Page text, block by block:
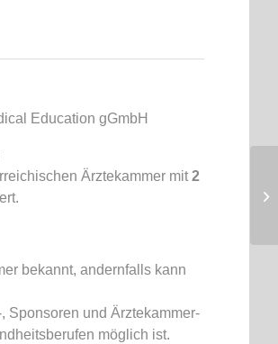
Education gGmbH
Ärztekammer mit2
bekannt, andernfalls kann
Sponsoren und Ärztekammer-
möglich ist.